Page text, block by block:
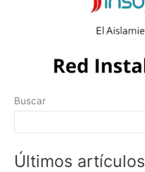
Buscar
Últimos artículos